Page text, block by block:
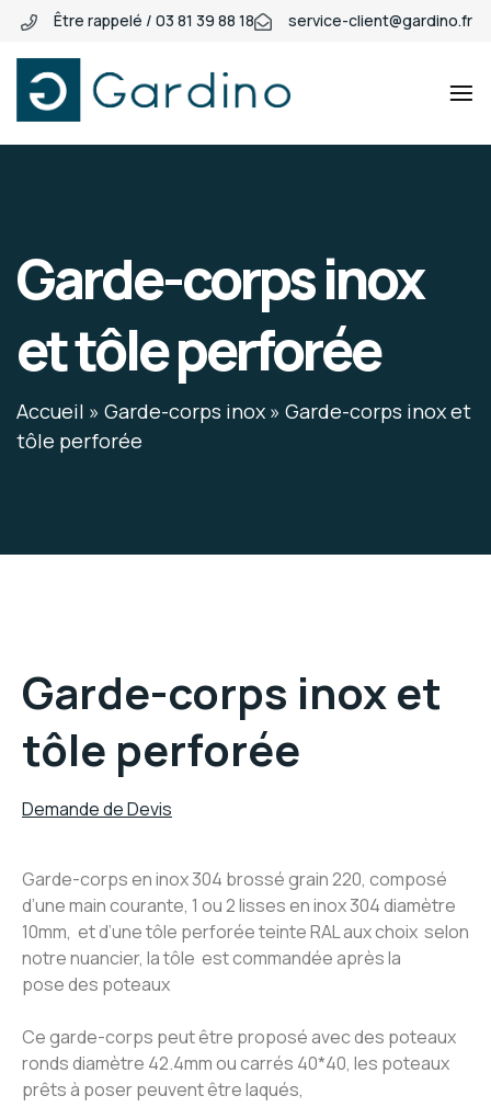
Être rappelé / 03 81 39 88 18 service-client@gardino.fr
Gardino
Gardino
Garde-corps inox
et tôle perforée
Accueil » Garde-corps inox » Garde-corps inox et
tôle perforée
Garde-corps inox et
tôle perforée
Demande de Devis
Garde-corps en inox 304 brossé grain 220, composé
d’une main courante, 1 ou 2 lisses en inox 304 diamètre
10mm, et d’une tôle perforée teinte RAL aux choix selon
notre nuancier, la tôle est commandée après la
pose des poteaux
Ce garde-corps peut être proposé avec des poteaux
ronds diamètre 42.4mm ou carrés 40*40, les poteaux
prêts à poser peuvent être laqués,